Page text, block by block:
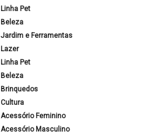
Linha Pet
Beleza
Jardim e Ferramentas
Lazer
Linha Pet
Beleza
Brinquedos
Cultura
Acessório Feminino
Acessório Masculino